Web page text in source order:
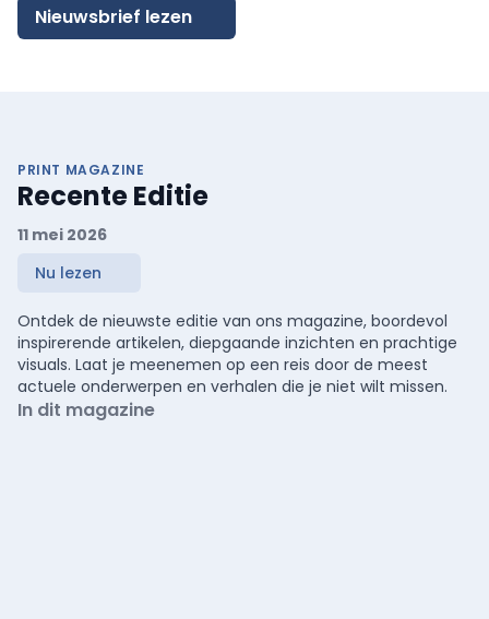
Nieuwsbrief lezen
PRINT MAGAZINE
Recente Editie
11 mei 2026
Nu lezen
Ontdek de nieuwste editie van ons magazine, boordevol
inspirerende artikelen, diepgaande inzichten en prachtige
visuals. Laat je meenemen op een reis door de meest
actuele onderwerpen en verhalen die je niet wilt missen.
In dit magazine